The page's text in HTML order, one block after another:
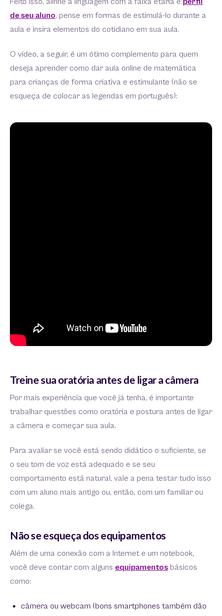
de seu aluno, pense em formas de estimulá-lo durante a
aula e insira elementos do cotidiano em sua aula.
O vídeo, a seguir, é um ótimo complemento para quem
deseja aprender como dar aula online de matemática
para crianças de forma criativa e estimulante (não se
esqueça de colocar as legendas em português):
Treine sua oratória antes de ligar a câmera
Por mais experiência que você já tenha, é importante
trabalhar questões como oratória e postura antes de ligar
a câmera e começar sua aula.
Para avaliar se você está sendo didático o suficiente, se
o seu tom de voz está adequado e se seu
comportamento está natural, vale a pena testar tudo isso
com um aluno mais antigo ou, então, com um familiar ou
colega.
Não se esqueça dos equipamentos
Além de uma conexão com a Internet e um notebook,
você deve contar com alguns equipamentos básicos
como:
câmera ou webcam (bons smartphones também dão